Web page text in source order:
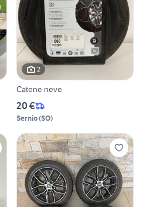
2
Catene neve
20 €
Sernio(SO)